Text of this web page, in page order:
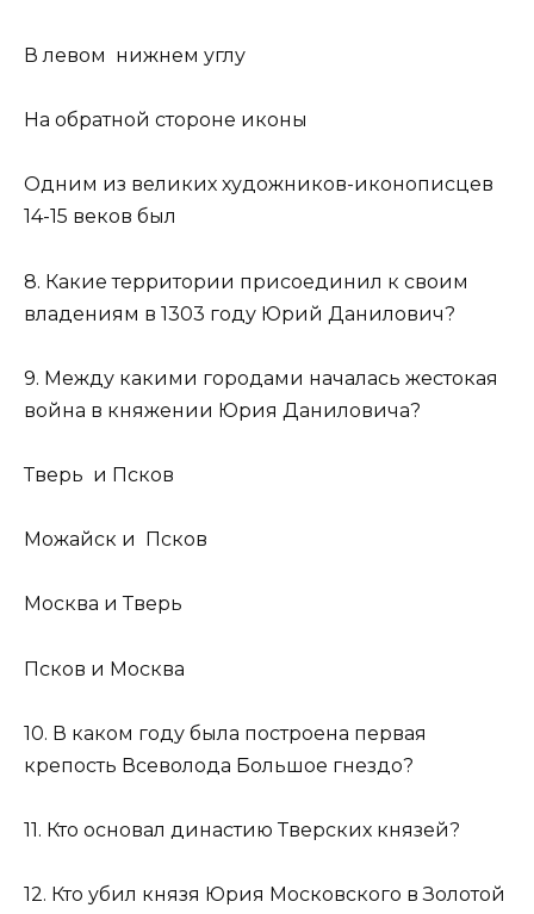
В левом нижнем углу
На обратной стороне иконы
Одним из великих художников-иконописцев
14-15 веков был
8. Какие территории присоединил к своим
владениям в 1303 году Юрий Данилович?
9. Между какими городами началась жестокая
война в княжении Юрия Даниловича?
Тверь и Псков
Можайск и Псков
Москва и Тверь
Псков и Москва
10. В каком году была построена первая
крепость Всеволода Большое гнездо?
11. Кто основал династию Тверских князей?
12. Кто убил князя Юрия Московского в Золотой